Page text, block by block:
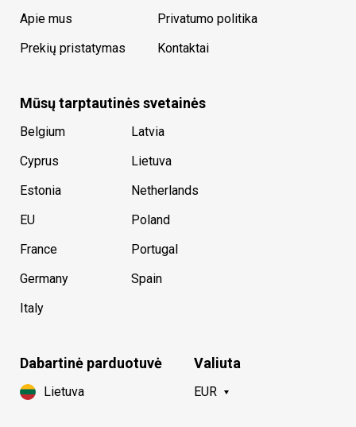
Apie mus
Prekių pristatymas
Privatumo politika
Kontaktai
Mūsų tarptautinės svetainės
Belgium
Cyprus
Estonia
EU
France
Germany
Italy
Latvia
Lietuva
Netherlands
Poland
Portugal
Spain
Dabartinė parduotuvė
Lietuva
Valiuta
EUR